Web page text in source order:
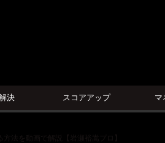
決 スコアアップ マ
法を動画で解説【岩瀬裕嵩プロ】